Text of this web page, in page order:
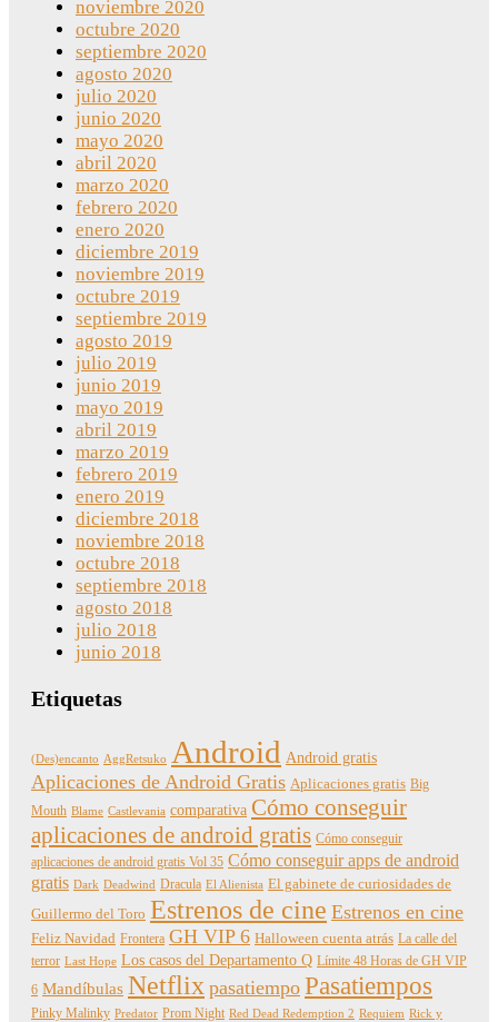
noviembre 2020
octubre 2020
septiembre 2020
agosto 2020
julio 2020
junio 2020
mayo 2020
abril 2020
marzo 2020
febrero 2020
enero 2020
diciembre 2019
noviembre 2019
octubre 2019
septiembre 2019
agosto 2019
julio 2019
junio 2019
mayo 2019
abril 2019
marzo 2019
febrero 2019
enero 2019
diciembre 2018
noviembre 2018
octubre 2018
septiembre 2018
agosto 2018
julio 2018
junio 2018
Etiquetas
(Des)encanto AggRetsuko Android Android gratis
Aplicaciones de Android Gratis Aplicaciones gratis Big
Mouth Blame Castlevania comparativa Cómo conseguir
aplicaciones de android gratis Cómo conseguir
aplicaciones de android gratis Vol 35 Cómo conseguir apps de android
gratis Dark Deadwind Dracula El Alienista El gabinete de curiosidades de
Guillermo del Toro Estrenos de cine Estrenos en cine
Feliz Navidad Frontera GH VIP 6 Halloween cuenta atrás La calle del
terror Last Hope Los casos del Departamento Q Límite 48 Horas de GH VIP
6 Mandíbulas Netflix pasatiempo Pasatiempos
Pinky Malinky Predator Prom Night Red Dead Redemption 2 Requiem Rick y